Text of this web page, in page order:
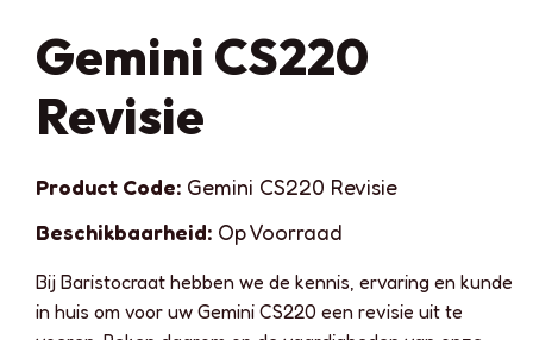
Gemini CS220
Revisie
Product Code: Gemini CS220 Revisie
Beschikbaarheid: Op Voorraad
Bij Baristocraat hebben we de kennis, ervaring en kunde
in huis om voor uw Gemini CS220 een revisie uit te